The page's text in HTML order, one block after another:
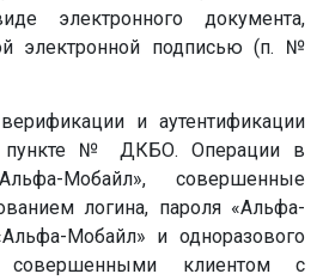
электронного документа,
электронной подписью (п. №
и аутентификации
№
ДКБО. Операции в
Мобайл», совершенные
логина, пароля «Альфа-
Мобайл» и одноразового
совершенными клиентом с